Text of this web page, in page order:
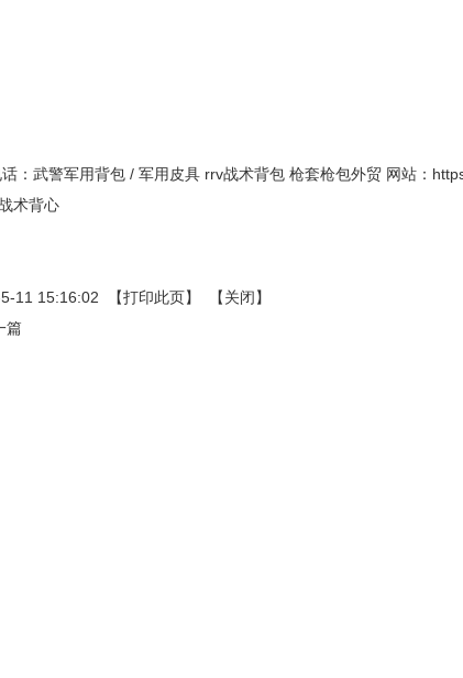
：武警军用背包 / 军用皮具 rrv战术背包 枪套枪包外贸 网站：
术背心
11 15:16:02 【打印此页】 【关闭】
篇